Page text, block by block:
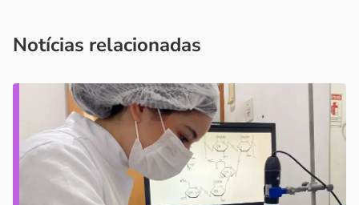
Notícias relacionadas